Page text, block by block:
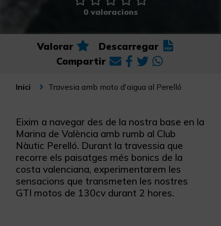
Experiències Setmana Santa
0 valoracions
Valorar
Descarregar
Compartir
Inici Travesia amb moto d'aigua al Perelló
Eixim a navegar des de la nostra base en la
Marina de València amb rumb al Club
Nàutic Perelló. Durant la travessia que
recorre els paisatges més bonics de la
costa valenciana, experimentarem les
sensacions que transmeten les nostres
GTI motos de 130cv durant 2 hores.